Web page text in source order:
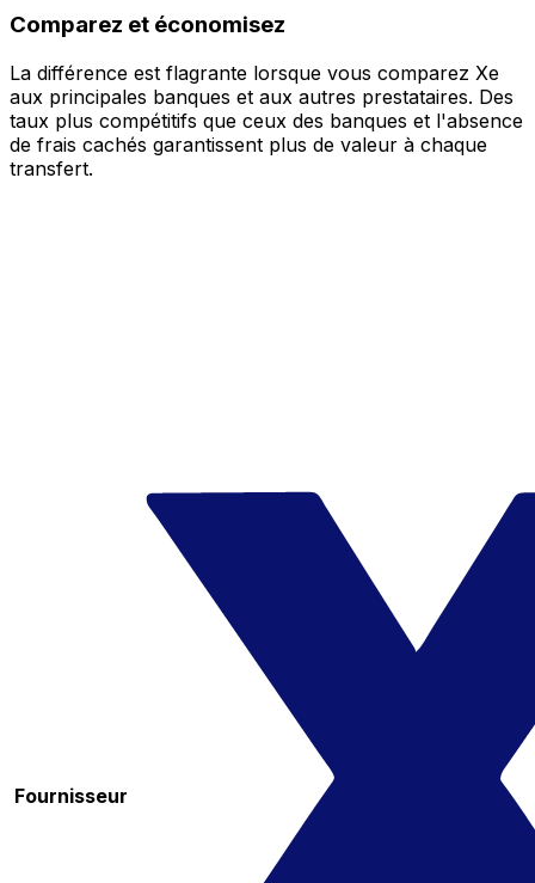
Comparez et économisez
La différence est flagrante lorsque vous comparez Xe
aux principales banques et aux autres prestataires. Des
taux plus compétitifs que ceux des banques et l'absence
de frais cachés garantissent plus de valeur à chaque
transfert.
Fournisseur